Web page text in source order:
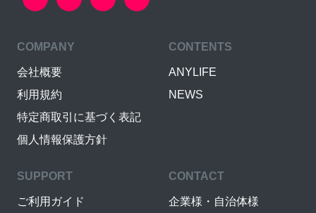
COMPANY
会社概要
利用規約
特定商取引に基づく表記
個人情報保護方針
CONTENTS
ANYLIFE
NEWS
SUPPORT
ご利用ガイド
CONTACT
企業様・自治体様